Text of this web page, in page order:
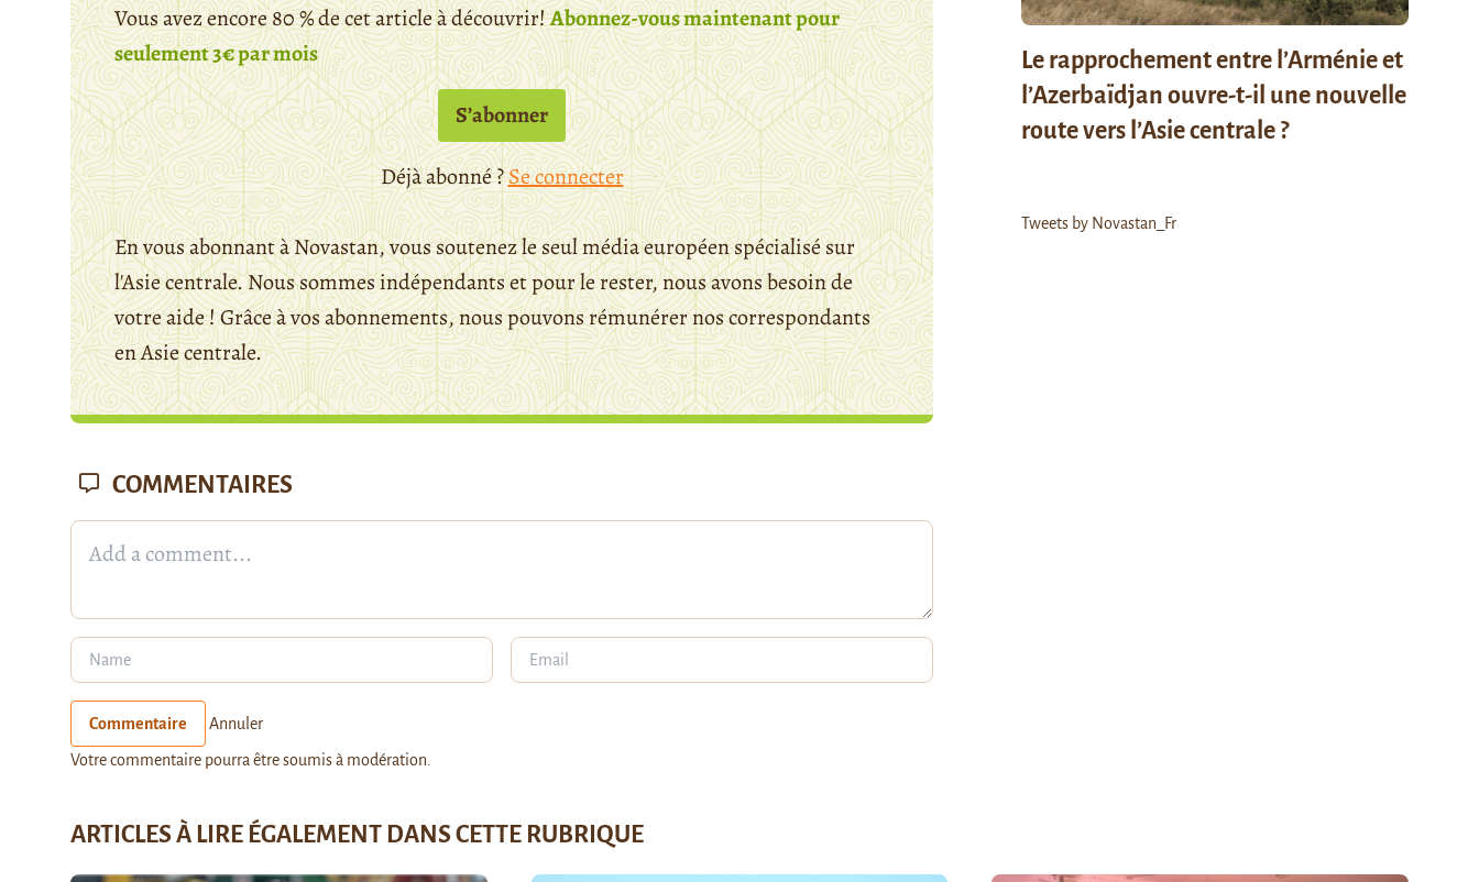
Vous avez encore 80 % de cet article à découvrir!Abonnez-vous maintenant pour
seulement 3€ par mois
S’abonner
Déjà abonné ?Se connecter
En vous abonnant à Novastan, vous soutenez le seul média européen spécialisé sur
l'Asie centrale. Nous sommes indépendants et pour le rester, nous avons besoin de
votre aide ! Grâce à vos abonnements, nous pouvons rémunérer nos correspondants
en Asie centrale.
Le rapprochement entre l’Arménie et
l’Azerbaïdjan ouvre-t-il une nouvelle
route vers l’Asie centrale ?
Tweets by Novastan_Fr
COMMENTAIRES
Commentaire Annuler
Votre commentaire pourra être soumis à modération.
ARTICLES À LIRE ÉGALEMENT DANS CETTE RUBRIQUE